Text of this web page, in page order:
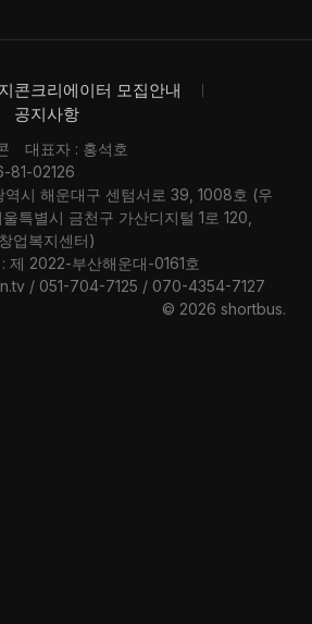
지콘크리에이터 모집안내
공지사항
대표자 : 홍석호
81-02126
역시 해운대구 센텀서로 39, 1008호 (우
특별시 금천구 가산디지털 1로 120,
업복지센터)
제 2022-부산해운대-0161호
/ 051-704-7125 / 070-4354-7127
© 2026 shortbus.